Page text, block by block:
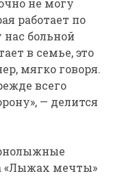
не могу
работает по
больной
в семье, это
мягко говоря.
всего
— делится
«Лыжах мечты»